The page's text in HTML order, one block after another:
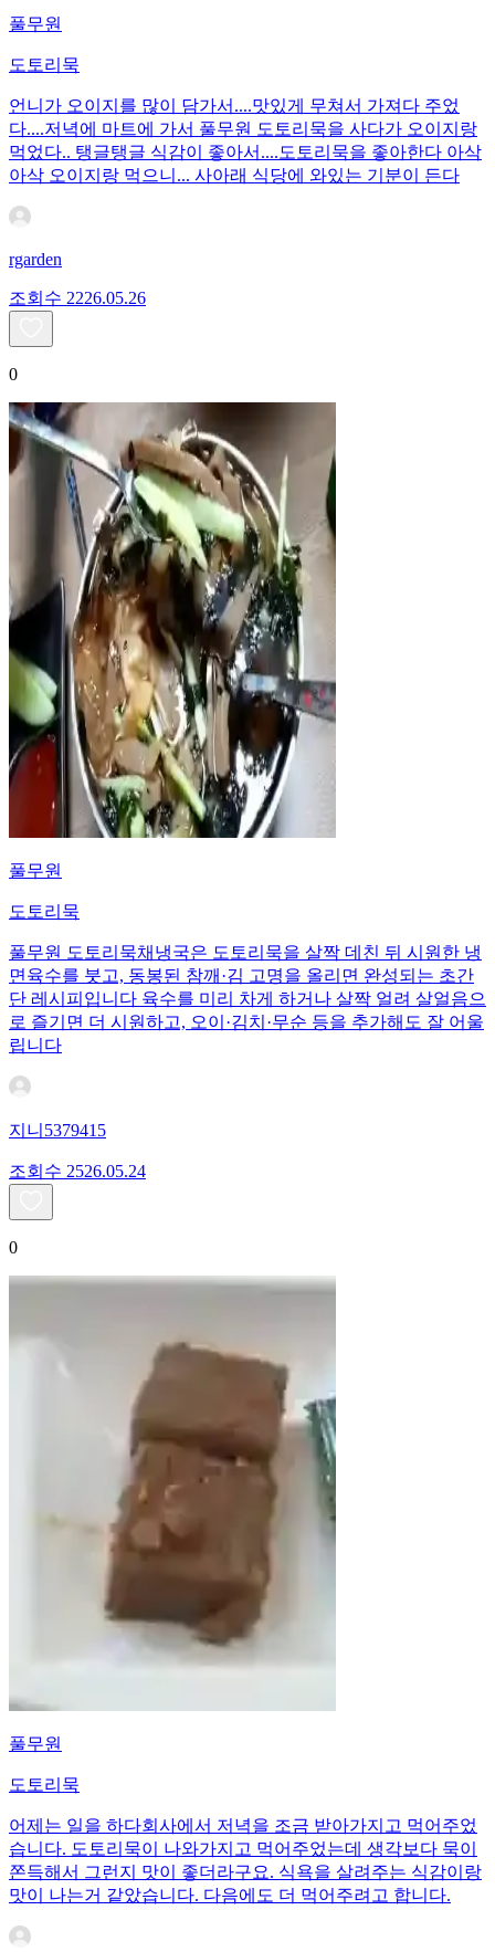
풀무원
도토리묵
언니가 오이지를 많이 담가서....맛있게 무쳐서 가져다 주었
다....저녁에 마트에 가서 풀무원 도토리묵을 사다가 오이지랑
먹었다.. 탱글탱글 식감이 좋아서....도토리묵을 좋아한다 아삭
아삭 오이지랑 먹으니... 사아래 식당에 와있는 기분이 든다
rgarden
조회수 2226.05.26
0
풀무원
도토리묵
풀무원 도토리묵채냉국은 도토리묵을 살짝 데친 뒤 시원한 냉
면육수를 붓고, 동봉된 참깨·김 고명을 올리면 완성되는 초간
단 레시피입니다 육수를 미리 차게 하거나 살짝 얼려 살얼음으
로 즐기면 더 시원하고, 오이·김치·무순 등을 추가해도 잘 어울
립니다
지니5379415
조회수 2526.05.24
0
풀무원
도토리묵
어제는 일을 하다회사에서 저녁을 조금 받아가지고 먹어주었
습니다. 도토리묵이 나와가지고 먹어주었는데 생각보다 묵이
쫀득해서 그런지 맛이 좋더라구요. 식욕을 살려주는 식감이랑
맛이 나는거 같았습니다. 다음에도 더 먹어주려고 합니다.